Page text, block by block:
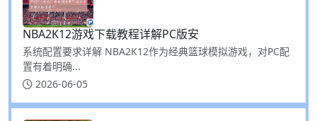
NBA2K12游戏下载教程详解PC版安
系统配置要求详解 NBA2K12作为经典篮球模拟游戏，对PC配
置有着明确...
2026-06-05